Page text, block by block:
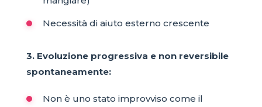
Necessità di aiuto esterno crescente
3. Evoluzione progressiva e non reversibile
spontaneamente:
Non è uno stato improvviso come il